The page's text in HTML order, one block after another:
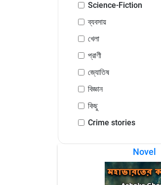
Science-Fiction
ব্যবসায়
খেলা
প্রাণী
জ্যোতিষ
বিজ্ঞান
কিছু
Crime stories
Novel